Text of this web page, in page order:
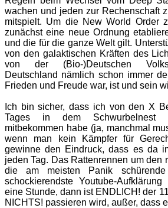
wachen und jeden zur Rechenschaft
mitspielt. Um die New World Order
zunächst eine neue Ordnung
und die für die ganze Welt gilt.
von den galaktischen Kräften des
von der (Bio-)Deutschen
Deutschland nämlich schon immer
Frieden und Freude war, ist und sein
Ich bin sicher, dass ich von den X
Tages in dem Schwurbelnest
mitbekommen habe (ja, manchmal
wenn man kein Kämpfer für
gewinne den Eindruck, dass es da
jeden Tag. Das Rattenrennen um den
die am meisten Panik
schockierendste Youtube-
eine Stunde, dann ist ENDLICH! der
NICHTS! passieren wird, außer, dass